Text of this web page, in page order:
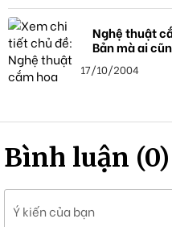
Nghệ thuật
Bản mà ai
17/10/2004
Bình luận (0)
Ý kiến của bạn